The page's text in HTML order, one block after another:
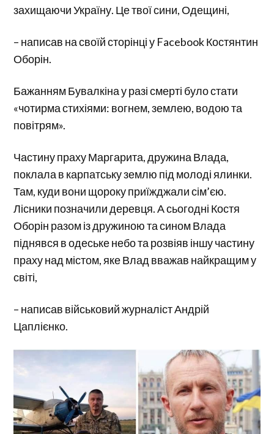
захищаючи Україну. Це твої сини, Одещині,
– написав на своїй сторінці у Facebook Костянтин
Оборін.
Бажанням Бувалкіна у разі смерті було стати
«чотирма стихіями: вогнем, землею, водою та
повітрям».
Частину праху Маргарита, дружина Влада,
поклала в карпатську землю під молоді ялинки.
Там, куди вони щороку приїжджали сім’єю.
Лісники позначили деревця. А сьогодні Костя
Оборін разом із дружиною та сином Влада
піднявся в одеське небо та розвіяв іншу частину
праху над містом, яке Влад вважав найкращим у
світі,
– написав військовий журналіст Андрій
Цаплієнко.